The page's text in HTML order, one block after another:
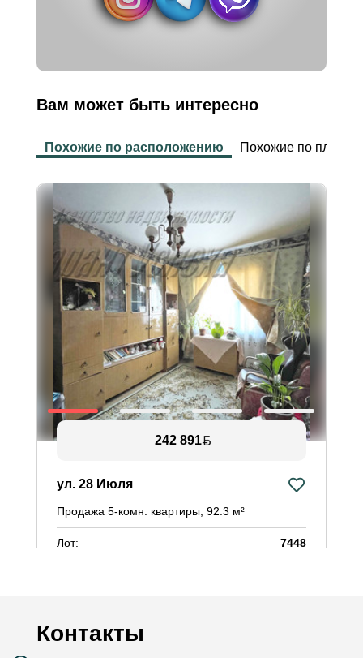
Вам может быть интересно
Похожие по расположению Похожие по
242 891
ул. 28 Июля
Продажа 5-комн. квартиры, 92.3 м²
Лот:
7448
Контакты